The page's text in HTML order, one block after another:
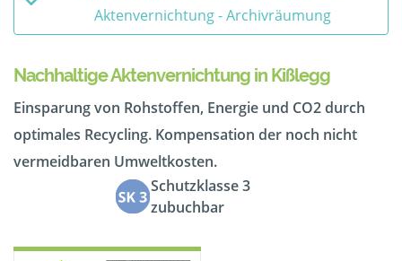
Aktenvernichtung - Archivräumung
Nachhaltige Aktenvernichtung in Kißlegg
Einsparung von Rohstoffen, Energie und CO2 durch
optimales Recycling. Kompensation der noch nicht
vermeidbaren Umweltkosten.
Schutzklasse 3
zubuchbar